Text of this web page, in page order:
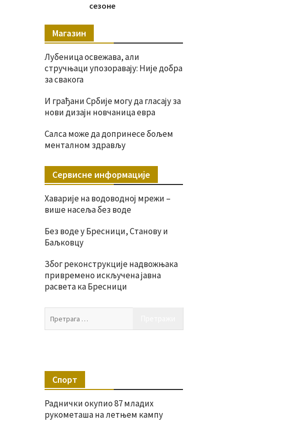
сезоне
Магазин
Лубеница освежава, али
стручњаци упозоравају: Није добра
за свакога
И грађани Србије могу да гласају за
нови дизајн новчаница евра
Салса може да допринесе бољем
менталном здрављу
Сервисне информације
Хаварије на водоводној мрежи –
више насеља без воде
Без воде у Бресници, Станову и
Баљковцу
Због реконструкције надвожњака
привремено искључена јавна
расвета ка Бресници
Спорт
Раднички окупио 87 младих
рукометаша на летњем кампу